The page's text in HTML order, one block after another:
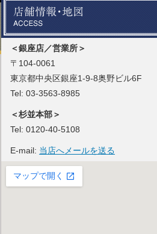
＜銀座店／営業所＞
〒104-0061
東京都中央区銀座1-9-8奥野ビル6F
Tel: 03-3563-8985
＜杉並本部＞
Tel: 0120-40-5108
E-mail: 当店へメールを送る